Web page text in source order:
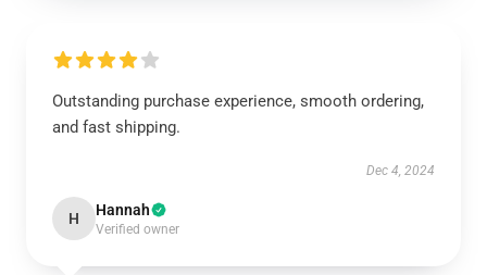
Outstanding purchase experience, smooth ordering,
and fast shipping.
Dec 4, 2024
H Hannah
Verified owner